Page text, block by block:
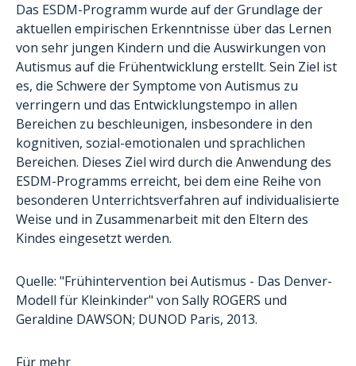
Das ESDM-Programm wurde auf der Grundlage der
aktuellen empirischen Erkenntnisse über das Lernen
von sehr jungen Kindern und die Auswirkungen von
Autismus auf die Frühentwicklung erstellt. Sein Ziel ist
es, die Schwere der Symptome von Autismus zu
verringern und das Entwicklungstempo in allen
Bereichen zu beschleunigen, insbesondere in den
kognitiven, sozial-emotionalen und sprachlichen
Bereichen. Dieses Ziel wird durch die Anwendung des
ESDM-Programms erreicht, bei dem eine Reihe von
besonderen Unterrichtsverfahren auf individualisierte
Weise und in Zusammenarbeit mit den Eltern des
Kindes eingesetzt werden.
Quelle: "Frühintervention bei Autismus - Das Denver-
Modell für Kleinkinder" von Sally ROGERS und
Geraldine DAWSON; DUNOD Paris, 2013.
Für mehr